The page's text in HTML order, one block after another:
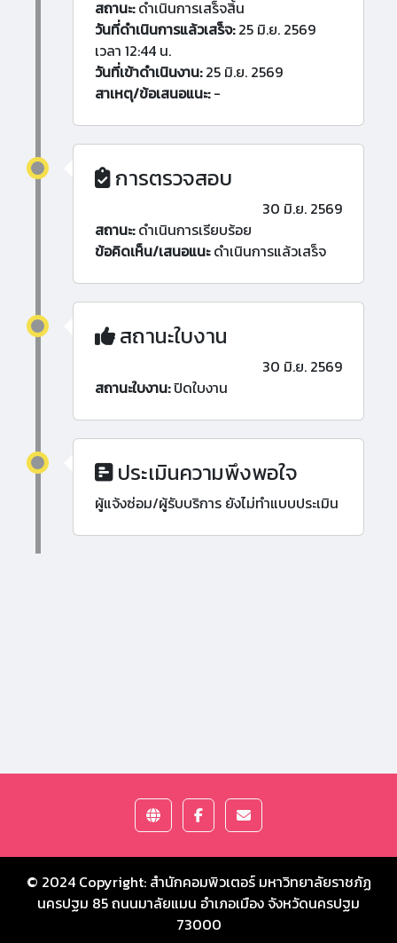
สถานะ:ดำเนินการเสร็จสิ้น
วันที่ดำเนินการแล้วเสร็จ:25 มิ.ย. 2569
เวลา 12:44 น.
วันที่เข้าดำเนินงาน:25 มิ.ย. 2569
สาเหตุ/ข้อเสนอแนะ:-
การตรวจสอบ
30 มิ.ย. 2569
สถานะ:ดำเนินการเรียบร้อย
ข้อคิดเห็น/เสนอแนะดำเนินการแล้วเสร็จ
สถานะใบงาน
30 มิ.ย. 2569
สถานะใบงาน:ปิดใบงาน
ประเมินความพึงพอใจ
ผู้แจ้งซ่อม/ผู้รับบริการ ยังไม่ทำแบบประเมิน
© 2024 Copyright: สำนักคอมพิวเตอร์ มหาวิทยาลัยราชภัฏ
นครปฐม 85 ถนนมาลัยแมน อำเภอเมือง จังหวัดนครปฐม
73000